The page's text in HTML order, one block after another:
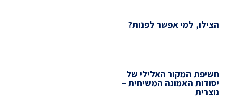
הצילו, למי אפשר לפנות?
חשיפת המקור האלילי של
יסודות האמונה המשיחית –
נוצרית